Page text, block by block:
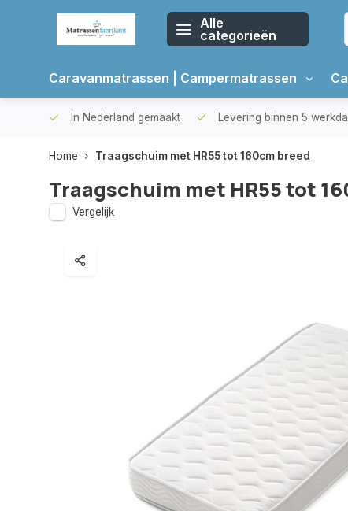
Alle
categorieën
Caravanmatrassen | Campermatrassen
In Nederland gemaakt Levering binnen 5
Home Traagschuim met HR55 tot 160cm breed
Traagschuim met HR55 tot
Vergelijk